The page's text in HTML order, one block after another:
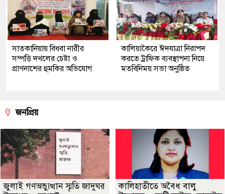
সাতকানিয়ায় বিধবা নারীর
সম্পত্তি দখলের চেষ্টা ও
প্রাণনাশের হুমকির অভিযোগ
কালিয়াকৈরে ঈদযাত্রা নিরাপদ
করতে ট্রাফিক ব্যবস্থাপনা নিয়ে
মতবিনিময় সভা অনুষ্ঠিত
জনপ্রিয়
জুলাই গণঅভ্যুত্থান স্মৃতি জাদুঘর
কালিহাতীতে অবৈধ বালু